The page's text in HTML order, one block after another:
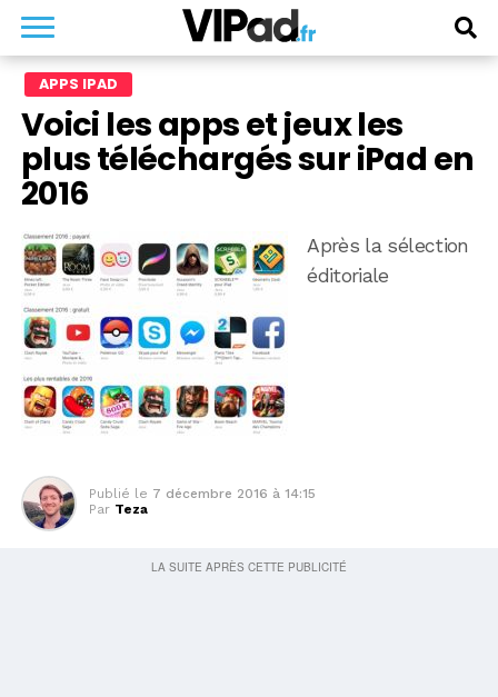
APPS IPAD
Voici les apps et jeux les
plus téléchargés sur iPad en
2016
Après la sélection
éditoriale
Publié le 7 décembre 2016 à 14:15
Par Teza